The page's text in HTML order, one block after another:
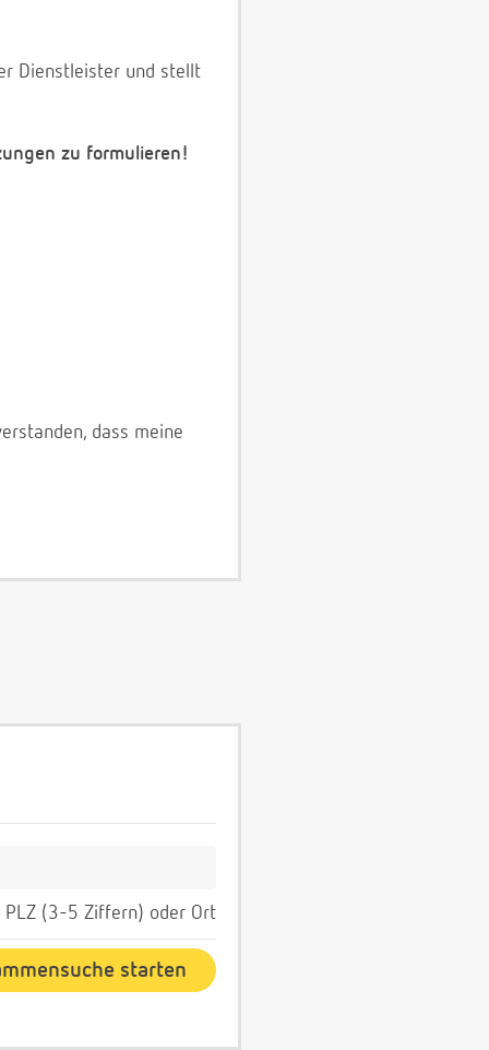
Dienstleister und stellt
zu formulieren!
dass meine
PLZ (3-5 Ziffern) oder Ort